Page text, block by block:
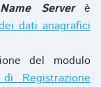
Name Serverè
dati anagrafici
del modulo
Registrazione